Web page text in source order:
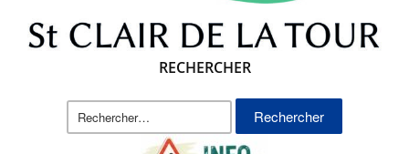
RECHERCHER
Rechercher :